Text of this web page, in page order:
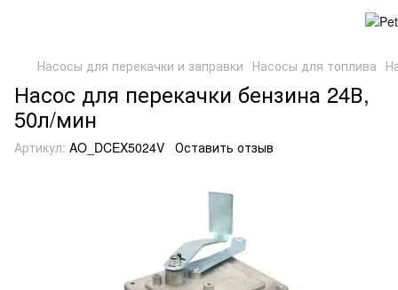
Насосы для перекачки и заправки Насосы для топлива
Насос для перекачки бензина 24В,
50л/мин
Артикул: AO_DCEX5024V Оставить отзыв